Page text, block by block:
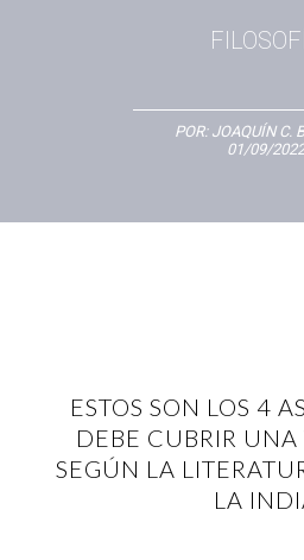
POR: JOAQUÍN C.
01/09/2022
ESTOS SON LOS 4
DEBE CUBRIR
SEGÚN LA
LA